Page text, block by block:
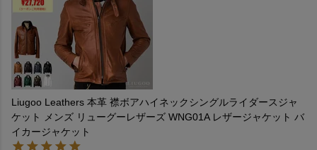
Liugoo Leathers 本革 襟ボアハイネックシングルライダースジャ
ケット メンズ リューグーレザーズ WNG01A レザージャケット バ
イカージャケット